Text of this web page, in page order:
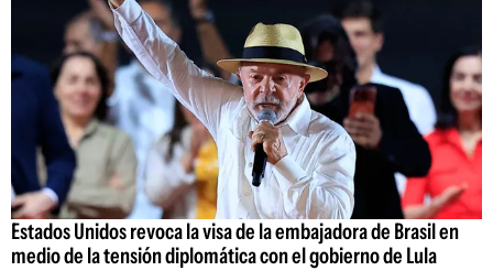
Estados Unidos revoca la visa de la embajadora de Brasil en
medio de la tensión diplomática con el gobierno de Lula